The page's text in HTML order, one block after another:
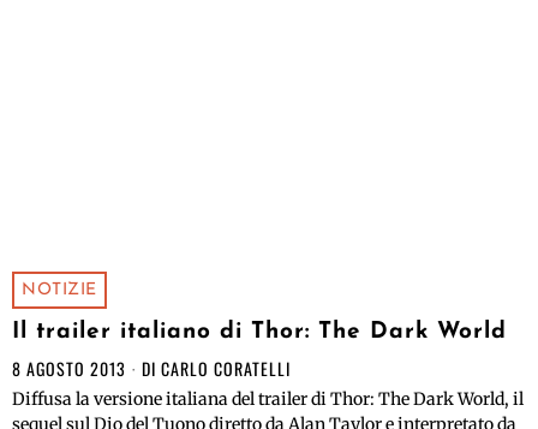
NOTIZIE
Il trailer italiano di Thor: The Dark World
8 AGOSTO 2013 DI CARLO CORATELLI
Diffusa la versione italiana del trailer di Thor: The Dark World, il
sequel sul Dio del Tuono diretto da Alan Taylor e interpretato da